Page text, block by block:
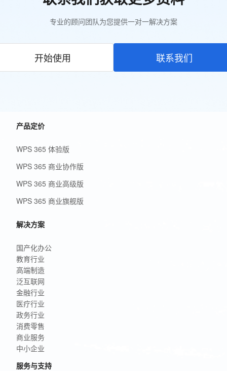
专业的顾问团队为您提供一对一解决方案
开始使用 联系我们
产品定价
WPS 365 体验版
WPS 365 商业协作版
WPS 365 商业高级版
WPS 365 商业旗舰版
解决方案
国产化办公
教育行业
高端制造
泛互联网
金融行业
医疗行业
政务行业
消费零售
商业服务
中小企业
服务与支持